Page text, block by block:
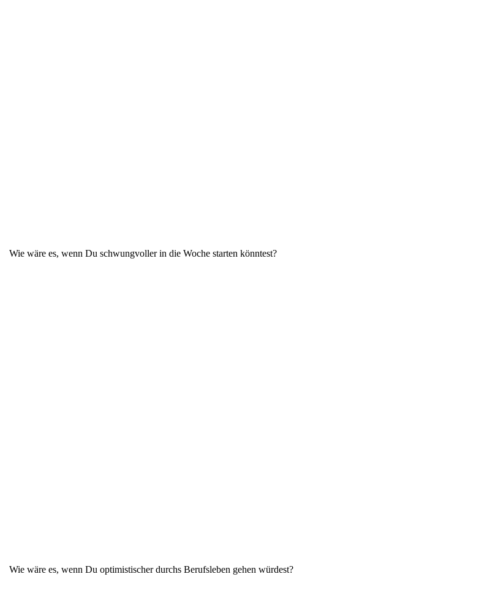
Wie wäre es, wenn Du schwungvoller in die Woche starten könntest?
Wie wäre es, wenn Du optimistischer durchs Berufsleben gehen würdest?